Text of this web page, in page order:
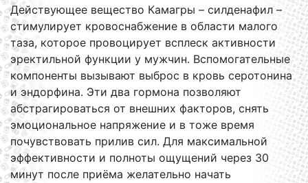
Действующее вещество Камагры – силденафил –
стимулирует кровоснабжение в области малого
таза, которое провоцирует всплеск активности
эректильной функции у мужчин. Вспомогательные
компоненты вызывают выброс в кровь серотонина
и эндорфина. Эти два гормона позволяют
абстрагироваться от внешних факторов, снять
эмоциональное напряжение и в тоже время
почувствовать прилив сил. Для максимальной
эффективности и полноты ощущений через 30
минут после приёма желательно начать